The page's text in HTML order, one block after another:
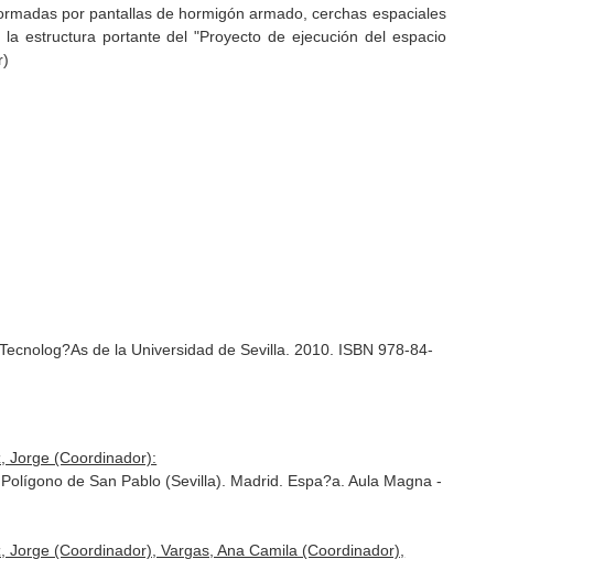
por pantallas de hormigón armado, cerchas espaciales
estructura portante del "Proyecto de ejecución del espacio
de la Universidad de Sevilla. 2010. ISBN 978-84-
Jorge (Coordinador):
de San Pablo (Sevilla). Madrid. Espa?a. Aula Magna -
(Coordinador), Vargas, Ana Camila (Coordinador),